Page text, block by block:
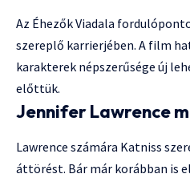
Az Éhezők Viadala
szereplő karrierjében. A film
karakterek népszerűsége új
előttük.
Jennifer Lawrence
Lawrence számára Katniss
áttörést. Bár már korábban is